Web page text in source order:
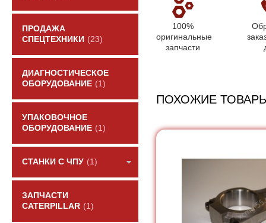
ПРОДАЖА
СПЕЦТЕХНИКИ (23)
ДИАГНОСТИЧЕСКОЕ
ОБОРУДОВАНИЕ (1)
УПАКОВОЧНОЕ
ОБОРУДОВАНИЕ (1)
СТАНКИ С ЧПУ (1)
ЗАПЧАСТИ
CATERPILLAR (1)
100%
оригинальные
запчасти
ПОХОЖИЕ